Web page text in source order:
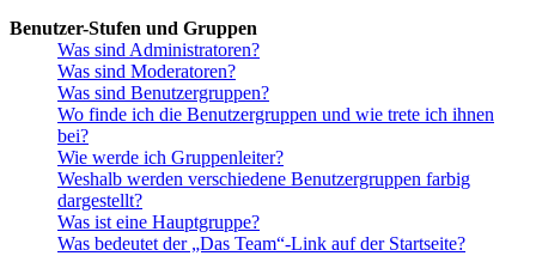
Benutzer-Stufen und Gruppen
Was sind Administratoren?
Was sind Moderatoren?
Was sind Benutzergruppen?
Wo finde ich die Benutzergruppen und wie trete ich ihnen
bei?
Wie werde ich Gruppenleiter?
Weshalb werden verschiedene Benutzergruppen farbig
dargestellt?
Was ist eine Hauptgruppe?
Was bedeutet der „Das Team“-Link auf der Startseite?